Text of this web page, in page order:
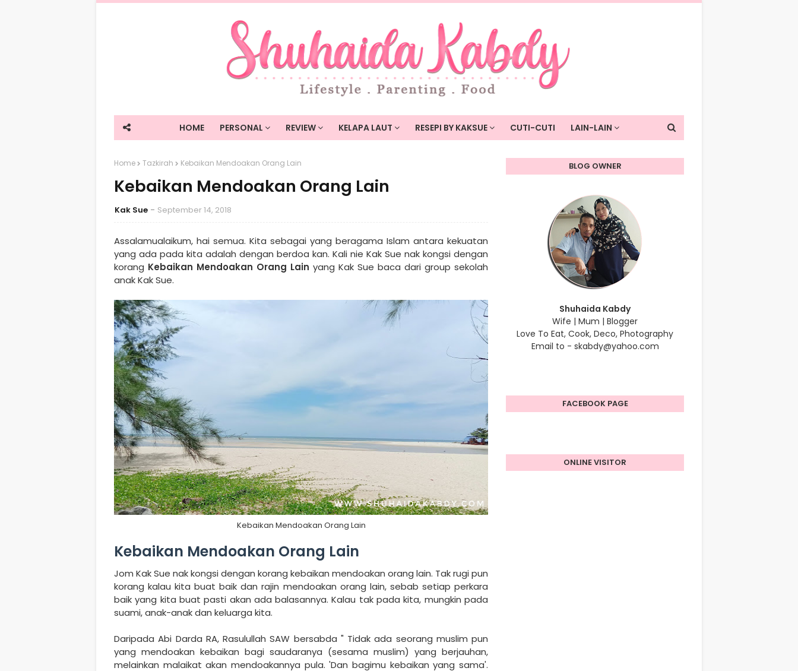
HOME PERSONAL REVIEW KELAPA LAUT RESEPI BY KAKSUE CUTI-CUTI LAIN-LAIN
Home Tazkirah Kebaikan Mendoakan Orang Lain
Kebaikan Mendoakan Orang Lain
Kak Sue September 14, 2018
Assalamualaikum, hai semua. Kita sebagai yang beragama Islam antara kekuatan
yang ada pada kita adalah dengan berdoa kan. Kali nie Kak Sue nak kongsi dengan
korang Kebaikan Mendoakan Orang Lain yang Kak Sue baca dari group sekolah
anak Kak Sue.
Kebaikan Mendoakan Orang Lain
Kebaikan Mendoakan Orang Lain
Jom Kak Sue nak kongsi dengan korang kebaikan mendoakan orang lain. Tak rugi pun
korang kalau kita buat baik dan rajin mendoakan orang lain, sebab setiap perkara
baik yang kita buat pasti akan ada balasannya. Kalau tak pada kita, mungkin pada
suami, anak-anak dan keluarga kita.
Daripada Abi Darda RA, Rasulullah SAW bersabda " Tidak ada seorang muslim pun
yang mendoakan kebaikan bagi saudaranya (sesama muslim) yang berjauhan,
melainkan malaikat akan mendoakannya pula. 'Dan bagimu kebaikan yang sama'.
BLOG OWNER
Shuhaida Kabdy
Wife | Mum | Blogger
Love To Eat, Cook, Deco, Photography
Email to - skabdy@yahoo.com
FACEBOOK PAGE
ONLINE VISITOR